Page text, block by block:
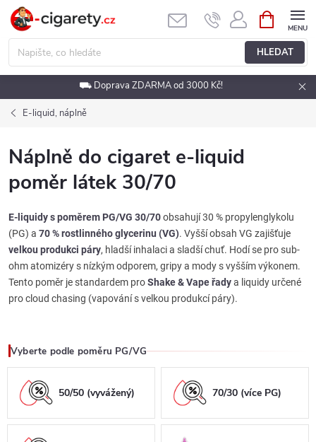
Přejít
obsah
HLEDAT
NÁKUPNÍ
KOŠÍK
⛟ Doprava ZDARMA od 3000 Kč!
E-liquid, náplně
Náplně do cigaret e-liquid
poměr látek 30/70
E-liquidy s poměrem PG/VG 30/70obsahují 30 % propylenglykolu
(PG) a 70 % rostlinného glycerinu (VG). Vyšší obsah VG zajišťuje
velkou produkci páry, hladší inhalaci a sladší chuť. Hodí se pro sub-
ohm atomizéry s nízkým odporem, gripy a mody s vyšším výkonem.
Tento poměr je standardem proShake & Vape řadya liquidy určené
pro cloud chasing (vapování s velkou produkcí páry).
Vyberte podle poměru PG/VG
50/50 (vyvážený) 70/30 (více PG)